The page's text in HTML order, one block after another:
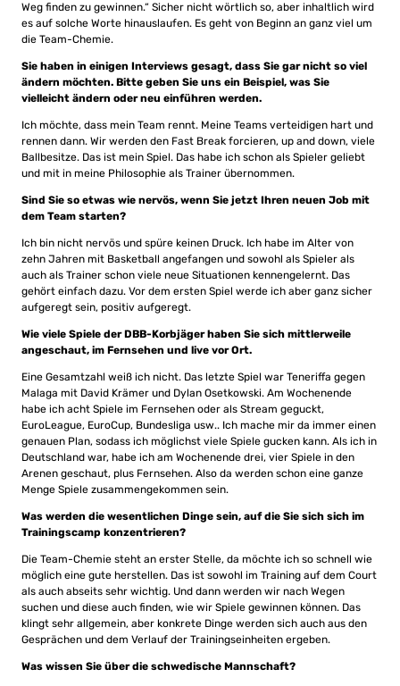
Weg finden zu gewinnen.“ Sicher nicht wörtlich so, aber inhaltlich wird
es auf solche Worte hinauslaufen. Es geht von Beginn an ganz viel um
die Team-Chemie.
Sie haben in einigen Interviews gesagt, dass Sie gar nicht so viel
ändern möchten. Bitte geben Sie uns ein Beispiel, was Sie
vielleicht ändern oder neu einführen werden.
Ich möchte, dass mein Team rennt. Meine Teams verteidigen hart und
rennen dann. Wir werden den Fast Break forcieren, up and down, viele
Ballbesitze. Das ist mein Spiel. Das habe ich schon als Spieler geliebt
und mit in meine Philosophie als Trainer übernommen.
Sind Sie so etwas wie nervös, wenn Sie jetzt Ihren neuen Job mit
dem Team starten?
Ich bin nicht nervös und spüre keinen Druck. Ich habe im Alter von
zehn Jahren mit Basketball angefangen und sowohl als Spieler als
auch als Trainer schon viele neue Situationen kennengelernt. Das
gehört einfach dazu. Vor dem ersten Spiel werde ich aber ganz sicher
aufgeregt sein, positiv aufgeregt.
Wie viele Spiele der DBB-Korbjäger haben Sie sich mittlerweile
angeschaut, im Fernsehen und live vor Ort.
Eine Gesamtzahl weiß ich nicht. Das letzte Spiel war Teneriffa gegen
Malaga mit David Krämer und Dylan Osetkowski. Am Wochenende
habe ich acht Spiele im Fernsehen oder als Stream geguckt,
EuroLeague, EuroCup, Bundesliga usw.. Ich mache mir da immer einen
genauen Plan, sodass ich möglichst viele Spiele gucken kann. Als ich in
Deutschland war, habe ich am Wochenende drei, vier Spiele in den
Arenen geschaut, plus Fernsehen. Also da werden schon eine ganze
Menge Spiele zusammengekommen sein.
Was werden die wesentlichen Dinge sein, auf die Sie sich sich im
Trainingscamp konzentrieren?
Die Team-Chemie steht an erster Stelle, da möchte ich so schnell wie
möglich eine gute herstellen. Das ist sowohl im Training auf dem Court
als auch abseits sehr wichtig. Und dann werden wir nach Wegen
suchen und diese auch finden, wie wir Spiele gewinnen können. Das
klingt sehr allgemein, aber konkrete Dinge werden sich auch aus den
Gesprächen und dem Verlauf der Trainingseinheiten ergeben.
Was wissen Sie über die schwedische Mannschaft?